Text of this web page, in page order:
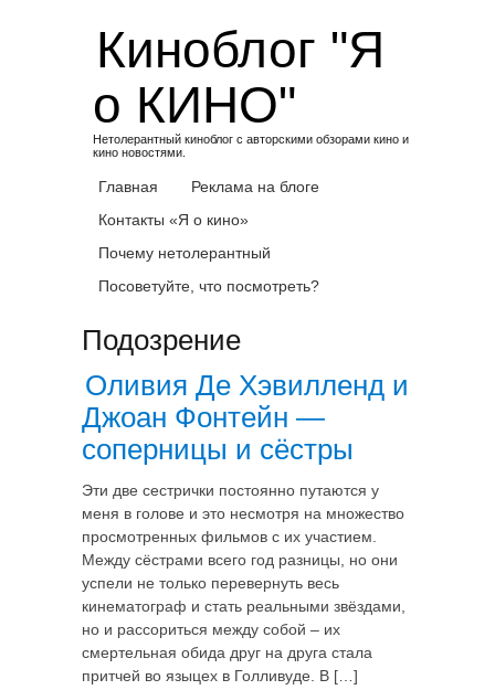
Киноблог "Я
о КИНО"
Нетолерантный киноблог с авторскими обзорами кино и
кино новостями.
Главная
Реклама на блоге
Контакты «Я о кино»
Почему нетолерантный
Посоветуйте, что посмотреть?
Подозрение
Оливия Де Хэвилленд и
Джоан Фонтейн —
соперницы и сёстры
Эти две сестрички постоянно путаются у
меня в голове и это несмотря на множество
просмотренных фильмов с их участием.
Между сёстрами всего год разницы, но они
успели не только перевернуть весь
кинематограф и стать реальными звёздами,
но и рассориться между собой – их
смертельная обида друг на друга стала
притчей во языцех в Голливуде. В […]